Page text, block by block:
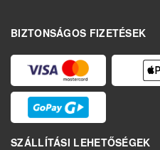
BIZTONSÁGOS FIZETÉSEK
SZÁLLÍTÁSI LEHETŐSÉGEK